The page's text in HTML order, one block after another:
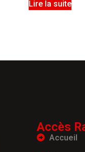
Lire la suite
Accès
Accueil